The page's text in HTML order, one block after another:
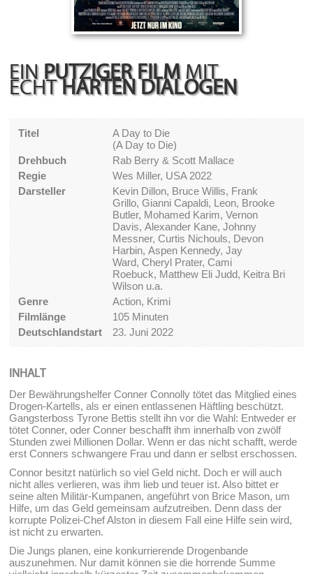
EIN PUTZIGER FILMMIT
ECHTHARTEN DIALOGEN
Titel
A Day to Die
(A Day to Die)
Drehbuch
Rab Berry & Scott Mallace
Regie
Wes Miller, USA 2022
Darsteller
Kevin Dillon, Bruce Willis, Frank
Grillo, Gianni Capaldi, Leon, Brooke
Butler, Mohamed Karim, Vernon
Davis, Alexander Kane, Johnny
Messner, Curtis Nichouls, Devon
Harbin, Aspen Kennedy, Jay
Ward, Cheryl Prater, Cami
Roebuck, Matthew Eli Judd, Keitra Bri
Wilson u.a.
Genre
Action, Krimi
Filmlänge
105 Minuten
Deutschlandstart
23. Juni 2022
INHALT
Der Bewährungshelfer Conner Connolly tötet das Mitglied eines
Drogen-Kartells, als er einen entlassenen Häftling beschützt.
Gangsterboss Tyrone Bettis stellt ihn vor die Wahl: Entweder er
tötet Conner, oder Conner beschafft ihm innerhalb von zwölf
Stunden zwei Millionen Dollar. Wenn er das nicht schafft, werde
erst Conners schwangere Frau und dann er selbst erschossen.
Connor besitzt natürlich so viel Geld nicht. Doch er will auch
nicht alles verlieren, was ihm lieb und teuer ist. Also bittet er
seine alten Militär-Kumpanen, angeführt von Brice Mason, um
Hilfe, um das Geld gemeinsam aufzutreiben. Denn dass der
korrupte Polizei-Chef Alston in diesem Fall eine Hilfe sein wird,
ist nicht zu erwarten.
Die Jungs planen, eine konkurrierende Drogenbande
auszunehmen. Nur damit können sie die horrende Summe